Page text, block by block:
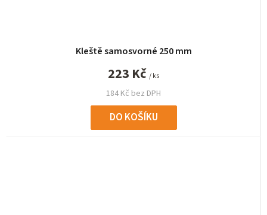
Kleště samosvorné 250 mm
184 Kč bez DPH
223 Kč / ks
DO KOŠÍKU